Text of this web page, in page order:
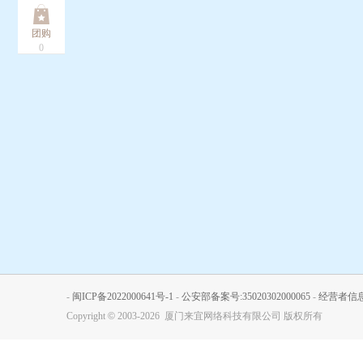
团购
0
- 闽ICP备2022000641号-1 - 公安部备案号:35020302000065 - 经营者信
Copyright © 2003-2026 厦门来宜网络科技有限公司 版权所有